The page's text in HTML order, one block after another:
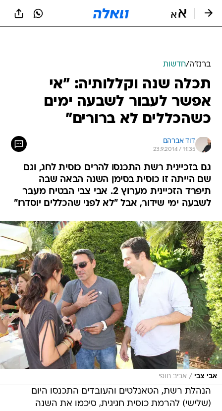
ברנז'ה/חדשות
תכלה שנה וקללותיה: "אי
אפשר לעבור לשבעה ימים
כשהכללים לא ברורים"
דוד אברהם
23.9.2014 / 11:35
גם בזכיינית רשת התכנסו להרים כוסית לחג, וגם
שם הייתה זו כוסית בסימן השנה הבאה שבה
תיפרד הזכיינית מערוץ 2. אבי צבי הבטיח מעבר
לשבעה ימי שידור, אבל "לא לפני שהכללים יוסדרו"
אבי צבי / אביב חופי
הנהלת רשת, הטאנלטים והעובדים התכנסו היום
(שלישי) להרמת כוסית חגיגית, סיכמו את השנה